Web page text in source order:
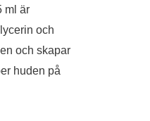
ml är
och
och skapar
huden på